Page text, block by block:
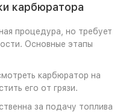
карбюратора
процедура, но требует
Основные этапы
карбюратор на
его от грязи.
за подачу топлива